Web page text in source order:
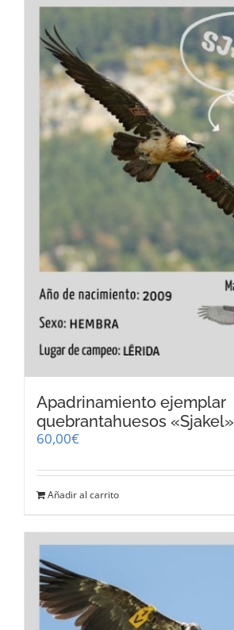
Apadrinamiento ejemplar
quebrantahuesos «Sjakel»
60,00€
Añadir al carrito